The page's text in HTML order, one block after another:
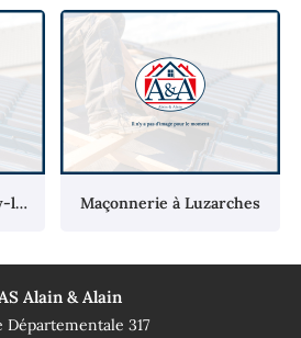
Maçonnerie à Moussy-le-Neuf Maçonnerie à Luzarches
Alain & Alain
Départementale 317